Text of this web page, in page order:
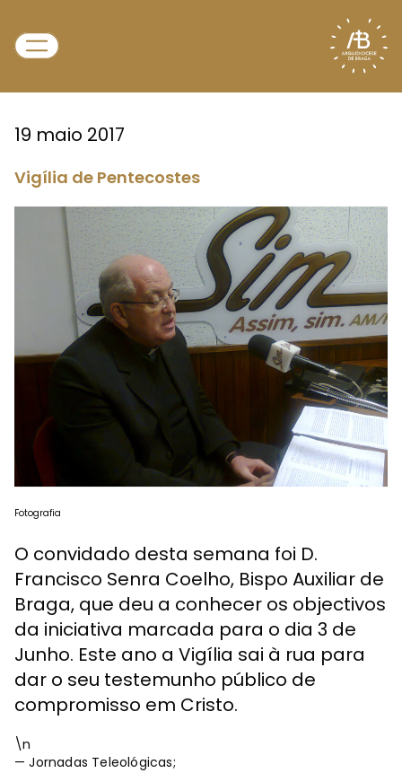
19 maio 2017
Vigília de Pentecostes
Fotografia
O convidado desta semana foi D.
Francisco Senra Coelho, Bispo Auxiliar de
Braga, que deu a conhecer os objectivos
da iniciativa marcada para o dia 3 de
Junho. Este ano a Vigília sai à rua para
dar o seu testemunho público de
compromisso em Cristo.
\n
— Jornadas Teleológicas;